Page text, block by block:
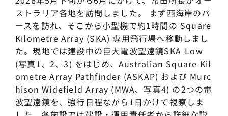
ストラリア各地を訪問しました。 まず西海岸のパ
ースを訪れ、そこから小型機で約1時間の Square
Kilometre Array (SKA) 専用飛行場へ移動しまし
た。現地では建設中の巨大電波望遠鏡SKA-Low
(写真1、2、3) をはじめ、Australian Square Kil
ometre Array Pathfinder (ASKAP) および Murc
hison Widefield Array (MWA、写真4) の2つの電
波望遠鏡を、強行日程ながら1日かけて視察しま